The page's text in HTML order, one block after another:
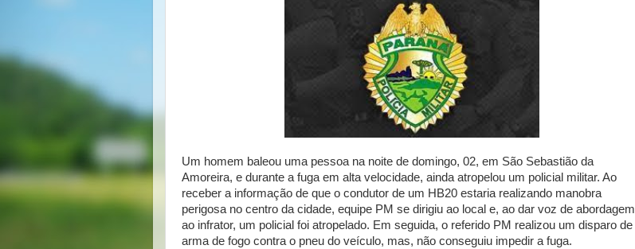
Um homem baleou uma pessoa na noite de domingo, 02, em São Sebastião da
Amoreira, e durante a fuga em alta velocidade, ainda atropelou um policial militar. Ao
receber a informação de que o condutor de um HB20 estaria realizando manobra
perigosa no centro da cidade, equipe PM se dirigiu ao local e, ao dar voz de abordagem
ao infrator, um policial foi atropelado. Em seguida, o referido PM realizou um disparo de
arma de fogo contra o pneu do veículo, mas, não conseguiu impedir a fuga.